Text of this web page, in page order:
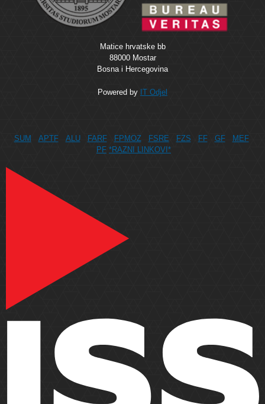
Matice hrvatske bb
88000 Mostar
Bosna i Hercegovina
Powered by IT Odjel
SUM APTF ALU FARF FPMOZ FSRE FZS FF GF
MEF
PF *RAZNI LINKOVI*